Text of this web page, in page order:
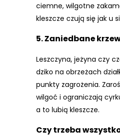
ciemne, wilgotne
kleszcze czują się jak u
5.Zaniedbane
Leszczyna, jeżyna czy
dziko na obrzeżach
punkty zagrożenia.
wilgoć i ograniczają
a to lubią kleszcze.
Czy trzeba